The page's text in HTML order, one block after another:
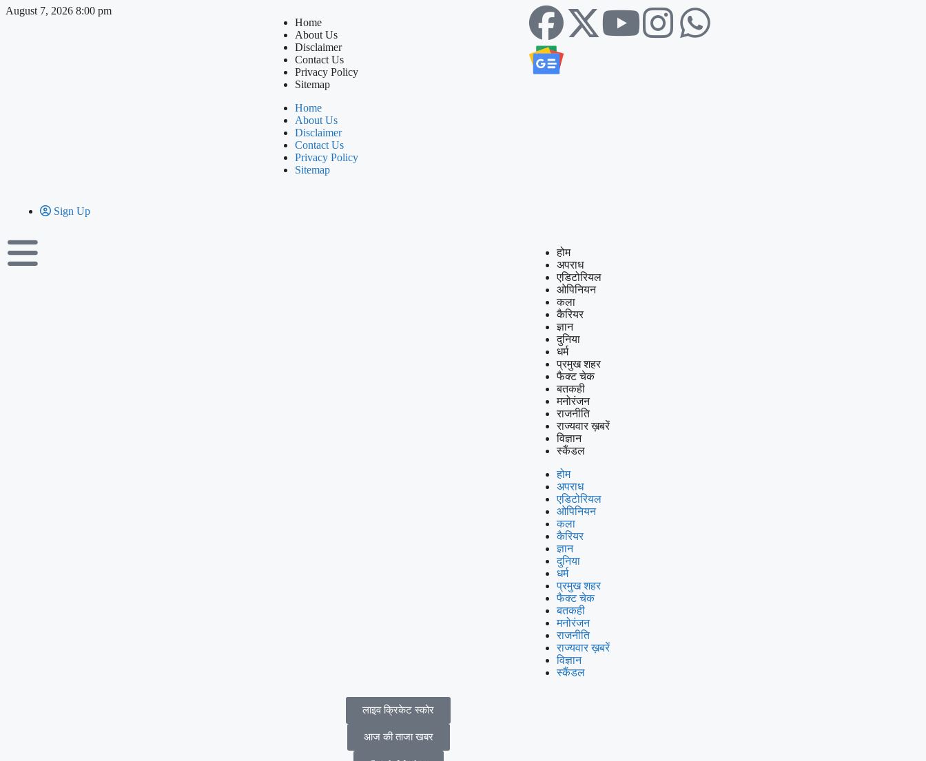
August 7, 2026 8:00 pm
Home
About Us
Disclaimer
Contact Us
Privacy Policy
Sitemap
Home
About Us
Disclaimer
Contact Us
Privacy Policy
Sitemap
Sign Up
होम
अपराध
एडिटोरियल
ओपिनियन
कला
कैरियर
ज्ञान
दुनिया
धर्म
प्रमुख शहर
फैक्ट चेक
बतकही
मनोरंजन
राजनीति
राज्यवार ख़बरें
विज्ञान
स्कैंडल
होम
अपराध
एडिटोरियल
ओपिनियन
कला
कैरियर
ज्ञान
दुनिया
धर्म
प्रमुख शहर
फैक्ट चेक
बतकही
मनोरंजन
राजनीति
राज्यवार ख़बरें
विज्ञान
स्कैंडल
लाइव क्रिकेट स्कोर
आज की ताजा खबर